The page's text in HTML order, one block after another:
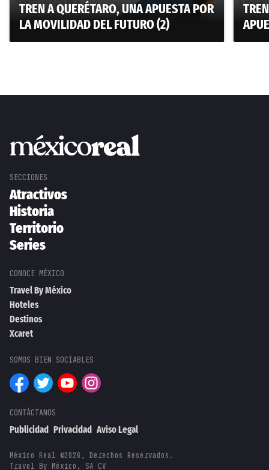
TREN A QUERÉTARO, UNA APUESTA POR
LA MOVILIDAD DEL FUTURO (2)
Atractivos
Historia
Territorio
Series
Travel By México
Hoteles
Destinos
Xcaret
Publicidad Privacidad Aviso Legal
México Real ©2026, Derechos Reservados.
Travel By México, SA CV